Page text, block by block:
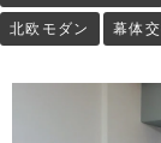
北欧モダン 幕体